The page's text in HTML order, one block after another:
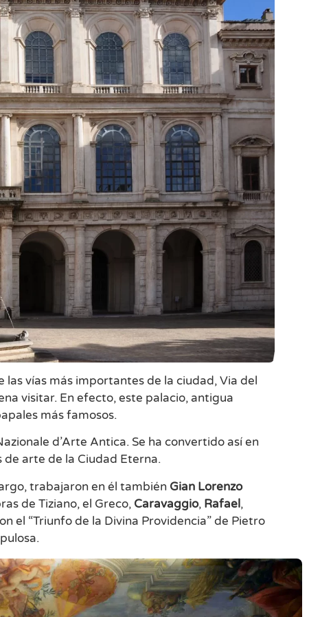
las vías más importantes de la ciudad, Via del
visitar. En efecto, este palacio, antigua
más famosos.
d’Arte Antica. Se ha convertido así en
de arte de la Ciudad Eterna.
trabajaron en él también Gian Lorenzo
de Tiziano, el Greco, Caravaggio, Rafael,
el “Triunfo de la Divina Providencia” de Pietro